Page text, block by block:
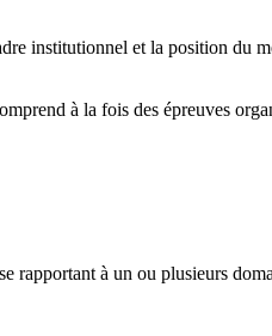
institutionnel et la position du
à la fois des épreuves
rapportant à un ou plusieurs